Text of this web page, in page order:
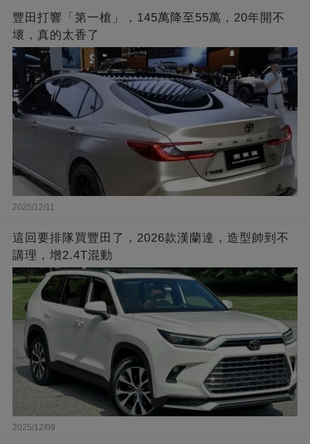
豐田打響「第一槍」，145萬降至55萬，20年開不
壞，真的太香了
2025/12/11
這回要排隊買豐田了，2026款漢蘭達，造型帥到不
講理，增2.4T混動
2025/12/09